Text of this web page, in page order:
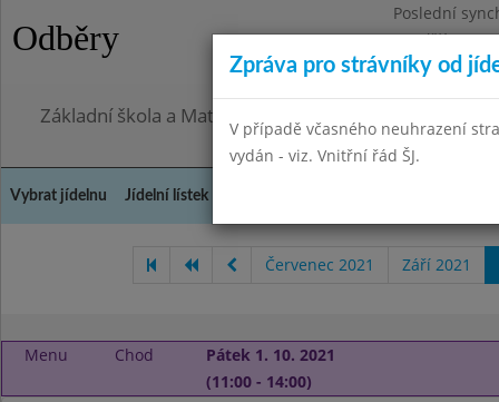
Odběry
Poslední
Pondělí
Omezení
Základní škola a Mateřská škola, Praha 4, Ohradní 49
Vybrat jídelnu Jídelní lístek
Červenec 2021 Září 2021
Menu Chod
Pátek 1. 10. 2021
(11:00 - 14:00)
Zpráva pro strávníky od
V případě včasného neuhrazení
vydán - viz. Vnitřní řád ŠJ.